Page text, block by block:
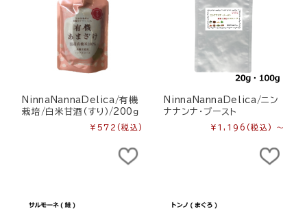
NinnaNannaDelica/有機
栽培/白米甘酒（すり）/200ｇ
¥572 (税込)
NinnaNannaDelica/ニン
ナナンナ・ブースト
¥1,196 (税込) ～